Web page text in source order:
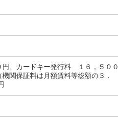
、カードキー発行料 １６，５００
保証料は月額賃料等総額の３．